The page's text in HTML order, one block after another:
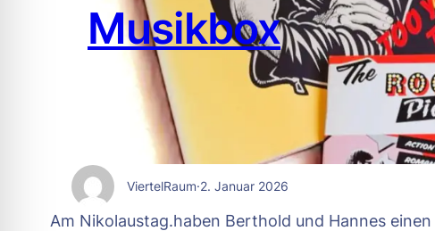
Musikbox
ViertelRaum·2. Januar 2026
Am Nikolaustag.haben Berthold und Hannes